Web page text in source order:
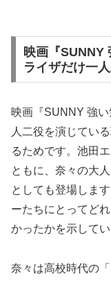
映画『SUNNY
ライザだけ一
映画『SUNNY 強
人二役を演じてい
るためです。池田
ともに、奈々の大
としても登場しま
ーたちにとってど
かったかを示してい
奈々は高校時代の